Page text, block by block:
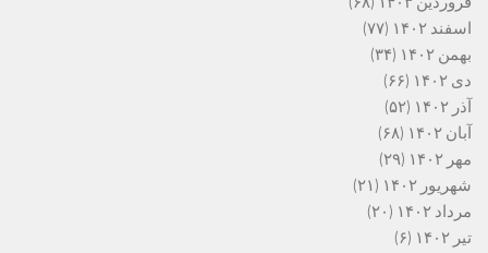
اسفند ۱۴۰۲
(۷۷)
بهمن ۱۴۰۲
(۳۴)
دی ۱۴۰۲
(۶۶)
آذر ۱۴۰۲
(۵۲)
آبان ۱۴۰۲
(۶۸)
مهر ۱۴۰۲
(۲۹)
شهریور ۱۴۰۲
(۲۱)
مرداد ۱۴۰۲
(۲۰)
تیر ۱۴۰۲
(۶)